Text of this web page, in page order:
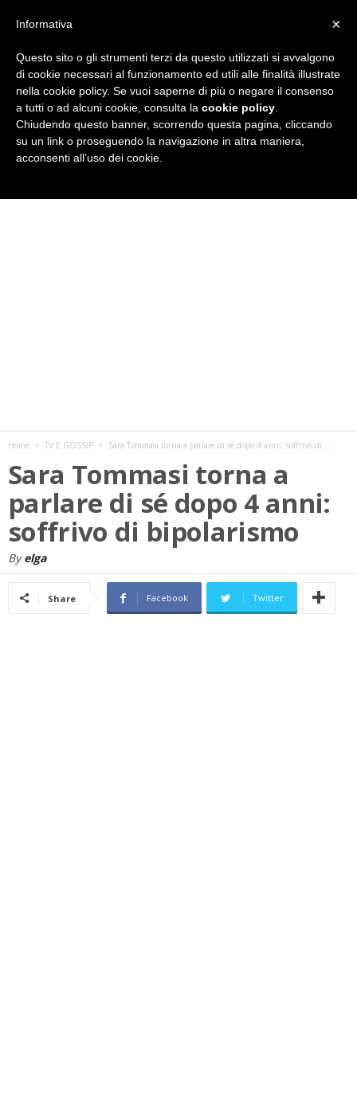
i
Home TV E GOSSIP Sara Tommasi torna a parlare di sé dopo 4 anni: soffrivo di...
Sara Tommasi torna a
parlare di sé dopo 4 anni:
soffrivo di bipolarismo
By elga
Share Facebook Twitter
×
Informativa
Questo sito o gli strumenti terzi da questo utilizzati si avvalgono
di cookie necessari al funzionamento ed utili alle finalità illustrate
nella cookie policy. Se vuoi saperne di più o negare il consenso
a tutti o ad alcuni cookie, consulta la cookie policy
Chiudendo questo banner, scorrendo questa pagina, cliccando
su un link o proseguendo la navigazione in altra maniera,
acconsenti all’uso dei cookie.